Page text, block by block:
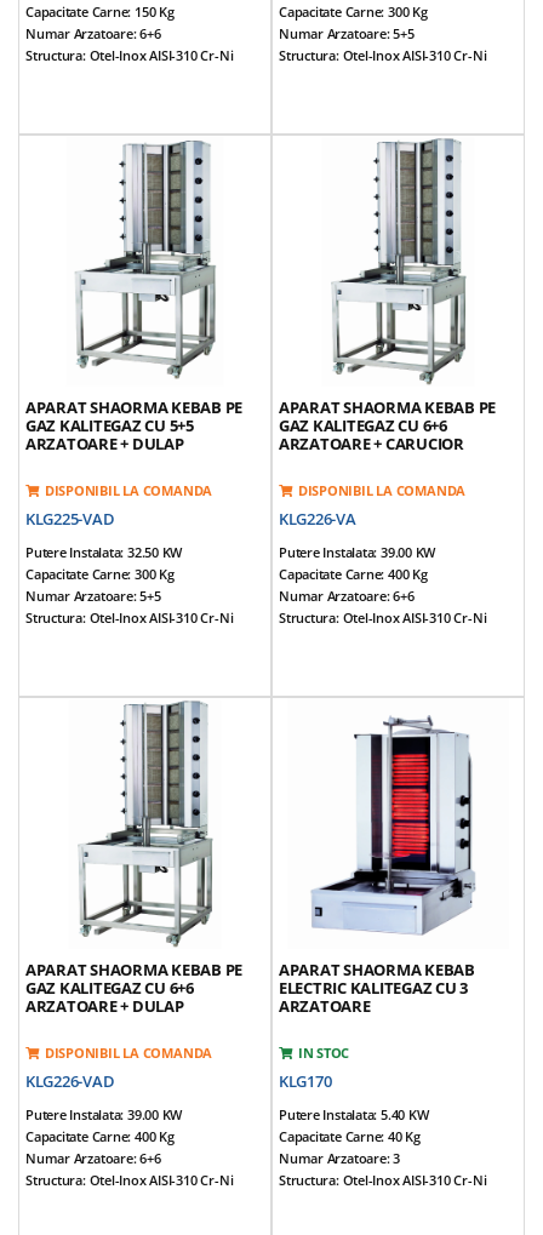
Capacitate Carne: 150 Kg
Numar Arzatoare: 6+6
Structura: Otel-Inox AISI-310 Cr-Ni
Prevazut Cu 6+6 Arzatoare
Motor Reversibil, Amplasat In Partea
Tava Sustinere Carne Reglabila Pe 3
Greutate Echipamente: 78 Kg
*Accesorii Incluse: Aripioare Si Tava
Capacitate Carne: 300 Kg
Numar Arzatoare: 5+5
Structura: Otel-Inox AISI-310 Cr-Ni
Prevazut Cu 5+5 Arzatoare
Motor Reversibil, Amplasat In Partea
Tava Sustinere Carne Reglabila Pe 3
Arzatoarele Se Pot Apropia De Carne
Greutate Echipamente: 80 Kg
*Accesorii Incluse: Carucior, Aripioare
APARAT SHAORMA KEBAB PE
GAZ KALITEGAZ CU 5+5
ARZATOARE + DULAP
DISPONIBIL LA COMANDA
KLG225-VAD
Putere Instalata: 32.50 KW
Capacitate Carne: 300 Kg
Numar Arzatoare: 5+5
Structura: Otel-Inox AISI-310 Cr-Ni
Prevazut Cu 5+5 Arzatoare
Motor Reversibil, Amplasat In Partea
Tava Sustinere Carne Reglabila Pe 3
Arzatoarele Se Pot Apropia De Carne
Greutate Echipamente: 100 Kg
*Accesorii Incluse: Dulap Cu
Roti, Aripioare Si Tava
APARAT SHAORMA KEBAB PE
GAZ KALITEGAZ CU 6+6
ARZATOARE + CARUCIOR
DISPONIBIL LA COMANDA
KLG226-VA
Putere Instalata: 39.00 KW
Capacitate Carne: 400 Kg
Numar Arzatoare: 6+6
Structura: Otel-Inox AISI-310 Cr-Ni
Motor Reversibil, Amplasat In Partea
Tava Sustinere Carne Reglabila Pe 3
Arzatoarele Se Pot Apropia De Carne
Greutate Echipamente: 90 Kg
*Accesorii Incluse: Carucior, Aripioare
APARAT SHAORMA KEBAB PE
GAZ KALITEGAZ CU 6+6
ARZATOARE + DULAP
DISPONIBIL LA COMANDA
KLG226-VAD
Putere Instalata: 39.00 KW
Capacitate Carne: 400 Kg
Numar Arzatoare: 6+6
Structura: Otel-Inox AISI-310 Cr-Ni
APARAT SHAORMA KEBAB
ELECTRIC KALITEGAZ CU 3
ARZATOARE
IN STOC
KLG170
Putere Instalata: 5.40 KW
Capacitate Carne: 40 Kg
Numar Arzatoare: 3
Structura: Otel-Inox AISI-310 Cr-Ni